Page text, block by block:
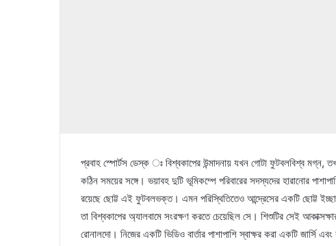
প্রবাহ স্পোর্টস ডেস্ক ঃ বিশ্বকাপের উন্মাদনায় যখন গোটা ফুটবলবিশ্ব মগ্ন,
কঠিন সময়ের সঙ্গে। ভয়াবহ দুটি ভূমিকম্পে পরিবারের সদস্যদের হারানোর
রয়েছে ছোট্ট এই ফুটবলভক্ত। এমন পরিস্থিতিতেও আন্দ্রেসের একটি ছোট্ট
তা বিশ্বকাপের অ্যালবামে সংরক্ষণ করতে চেয়েছিল সে। শিশুটির সেই
রোনালদো। নিজের একটি ভিডিও বার্তার পাশাপাশি স্বাক্ষর করা একটি জার্সি এবং